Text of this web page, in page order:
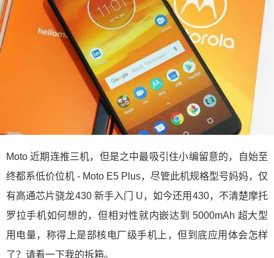
Moto 近期连推三机，但是之中最吸引住小编留意的，自始至
终都系低价位机 - Moto E5 Plus，尽管此机规格型号妈妈，仅
有高通芯片骁龙430 新手入门 U，如今还用430，不清楚摩托
罗拉手机如何想的，但相对性就内嵌达到 5000mAh 超大型
用电量，称得上是部核电厂级手机上，但到底应用体会怎样
了？请看一下我的拆箱。